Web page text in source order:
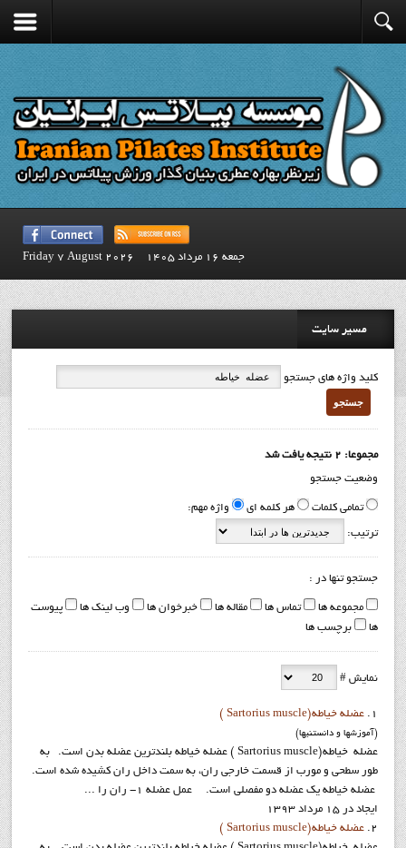
جمعه 16 مرداد 1405 Friday 7 August 2026
مسیر سایت
کلید واژه های جستجو
جستجو
مجموعا: 2 نتیجه یافت شد
وضعیت جستجو
تمامی کلمات هر کلمه ای واژه مهم:
ترتیب:
جستجو تنها در :
مجموعه ها تماس ها مقاله ها خبرخوان ها وب لینک ها
پیوست
ها
برچسب ها
نمایش #
1.
عضله خیاطه(Sartorius muscle )
(آموزشها و دانستنيها)
عضله خیاطه(Sartorius muscle ) عضله خیاطه بلندترین عضله بدن است. به
طور سطحی و مورب از قسمت خارجی ران، به سمت داخل ران کشیده شده است.
عضله خیاطه یک عضله دو مفصلی است. عمل عضله 1- ران را ...
ایجاد در 15 مرداد 1393
2.
عضله خیاطه(Sartorius muscle )